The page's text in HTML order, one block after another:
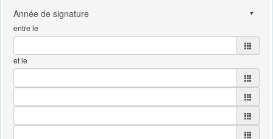
entre le
et le